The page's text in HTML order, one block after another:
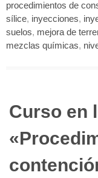
procedimientos de
sílice, inyecciones,
suelos, mejora de
mezclas químicas,
Curso en